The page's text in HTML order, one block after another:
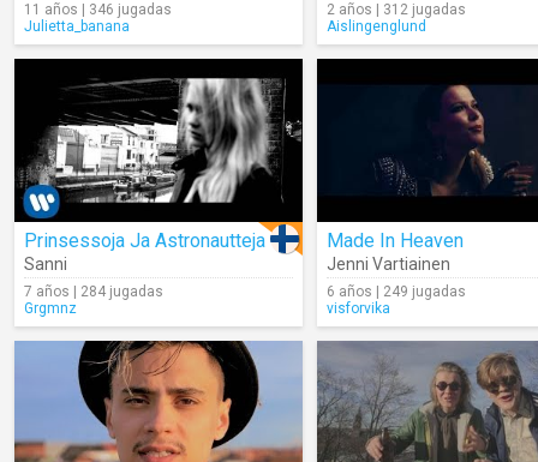
11 años | 346 jugadas
Julietta_banana
2 años | 312 jugadas
Aislingenglund
Prinsessoja Ja Astronautteja
Sanni
7 años | 284 jugadas
Grgmnz
Made In Heaven
Jenni Vartiainen
6 años | 249 jugadas
visforvika